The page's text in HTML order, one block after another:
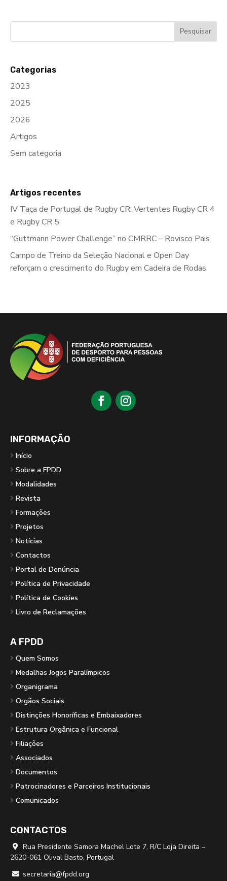
Categorias
2023
2025
2026
Artigos
Sem categoria
Artigos recentes
IV Taça de Portugal de Rugby CR: Vertentes Rugby CR 4
e Rugby CR 5
“Guttmann Power Challenge” no CMRRC – Rovisco Pais
Campo de Treino da Seleção Nacional e Open Day
reforçam o crescimento do Rugby em Cadeira de Rodas
INFORMAÇÃO
Início
Sobre a FPDD
Modalidades
Revista
Formações
Projetos
Notícias
Contactos
Portal de Denúncia
Política de Privacidade
Política de Cookies
Livro de Reclamações
A FPDD
Quem Somos
Medalhas Jogos Paralímpicos
Organigrama
Orgãos Sociais
Distinções Honoríficas e Embaixadores
Estrutura Orgânica e Funcional
Filiações
Associados
Documentos
Patrocinadores e Parceiros Institucionais
Comunicados
CONTACTOS

Rua Presidente Samora Machel Lote 7, R/C Loja Direita –
2620-061 Olival Basto, Portugal
 secretaria@fpdd.org